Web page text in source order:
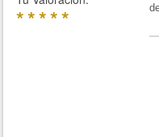
*****